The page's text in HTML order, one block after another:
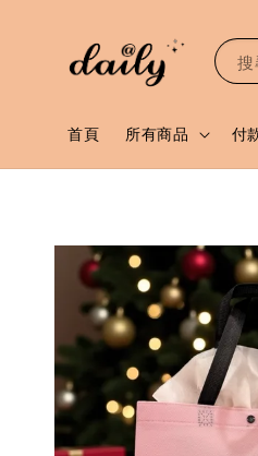
搜
首頁 所有商品 付